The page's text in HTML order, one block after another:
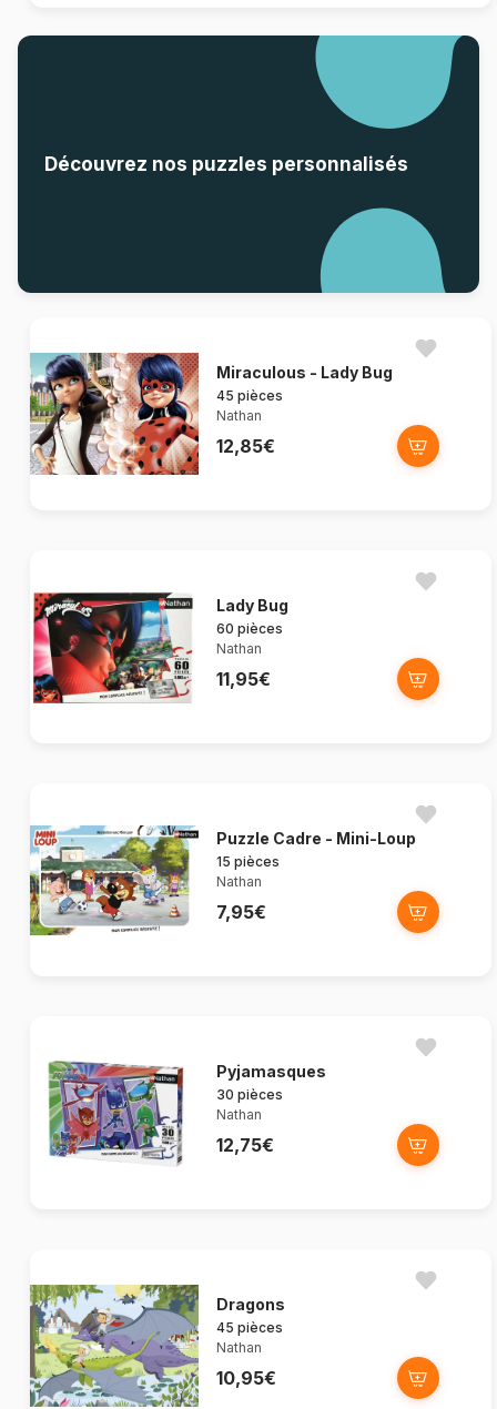
Découvrez nos puzzles personnalisés
Miraculous - Lady Bug
45 pièces
Nathan
12,85€
Lady Bug
60 pièces
Nathan
11,95€
Puzzle Cadre - Mini-Loup
15 pièces
Nathan
7,95€
Pyjamasques
30 pièces
Nathan
12,75€
Dragons
45 pièces
Nathan
10,95€